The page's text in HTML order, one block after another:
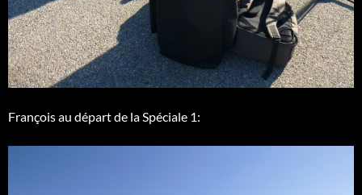
François au départ de la Spéciale 1: